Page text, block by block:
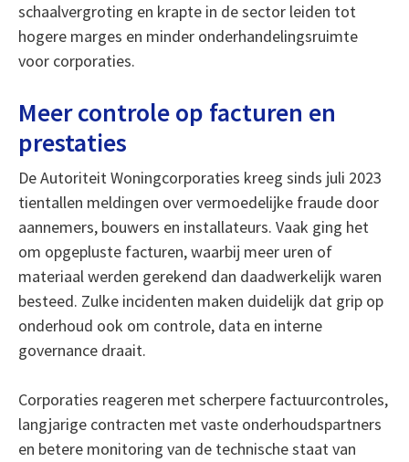
schaalvergroting en krapte in de sector leiden tot
hogere marges en minder onderhandelingsruimte
voor corporaties.
Meer controle op facturen en
prestaties
De Autoriteit Woningcorporaties kreeg sinds juli 2023
tientallen meldingen over vermoedelijke fraude door
aannemers, bouwers en installateurs. Vaak ging het
om opgepluste facturen, waarbij meer uren of
materiaal werden gerekend dan daadwerkelijk waren
besteed. Zulke incidenten maken duidelijk dat grip op
onderhoud ook om controle, data en interne
governance draait.
Corporaties reageren met scherpere factuurcontroles,
langjarige contracten met vaste onderhoudspartners
en betere monitoring van de technische staat van